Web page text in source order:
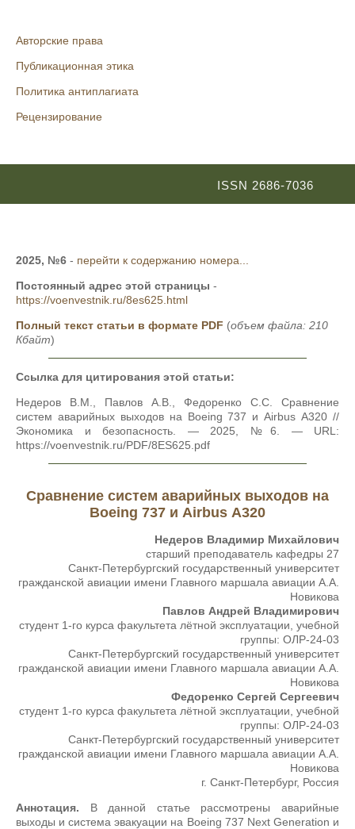
Авторские права
Публикационная этика
Политика антиплагиата
Рецензирование
ISSN 2686-7036
2025, №6 - перейти к содержанию номера...
Постоянный адрес этой страницы -
https://voenvestnik.ru/8es625.html
Полный текст статьи в формате PDF (объем файла: 210
Кбайт)
Ссылка для цитирования этой статьи:
Недеров В.М., Павлов А.В., Федоренко С.С. Сравнение
систем аварийных выходов на Boeing 737 и Airbus А320 //
Экономика и безопасность. — 2025, №6. — URL:
https://voenvestnik.ru/PDF/8ES625.pdf
Сравнение систем аварийных выходов на
Boeing 737 и Airbus А320
Недеров Владимир Михайлович
старший преподаватель кафедры 27
Санкт-Петербургский государственный университет
гражданской авиации имени Главного маршала авиации А.А.
Новикова
Павлов Андрей Владимирович
студент 1-го курса факультета лётной эксплуатации, учебной
группы: ОЛР-24-03
Санкт-Петербургский государственный университет
гражданской авиации имени Главного маршала авиации А.А.
Новикова
Федоренко Сергей Сергеевич
студент 1-го курса факультета лётной эксплуатации, учебной
группы: ОЛР-24-03
Санкт-Петербургский государственный университет
гражданской авиации имени Главного маршала авиации А.А.
Новикова
г. Санкт-Петербург, Россия
Аннотация. В данной статье рассмотрены аварийные
выходы и система эвакуации на Boeing 737 Next Generation и